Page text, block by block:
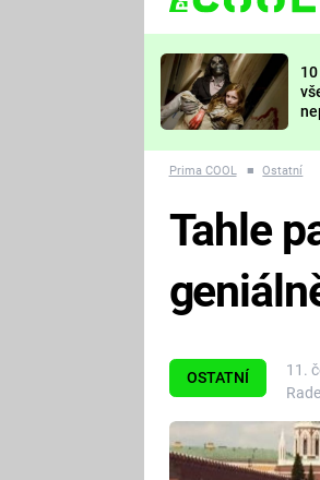
TŘESKU
FUTURAMA
Prima COOL ■ Ostatní
OSTATNÍ
11.
Tahle